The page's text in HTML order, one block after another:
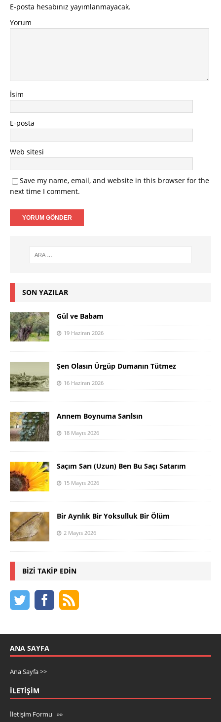
E-posta hesabınız yayımlanmayacak.
Yorum
İsim
E-posta
Web sitesi
Save my name, email, and website in this browser for the
next time I comment.
SON YAZILAR
Gül ve Babam
19 Haziran 2026
Şen Olasın Ürgüp Dumanın Tütmez
16 Haziran 2026
Annem Boynuma Sarılsın
18 Mayıs 2026
Saçım Sarı (Uzun) Ben Bu Saçı Satarım
15 Mayıs 2026
Bir Ayrılık Bir Yoksulluk Bir Ölüm
2 Mayıs 2026
BIZI TAKIP EDIN
ANA SAYFA
Ana Sayfa >>
İLETIŞIM
İletişim Formu »»